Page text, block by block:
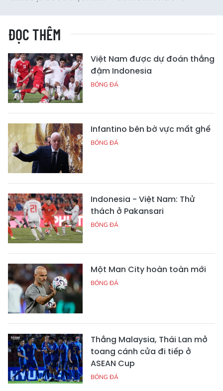
ĐỌC THÊM
Việt Nam được dự đoán thắng
đậm Indonesia
BÓNG ĐÁ
Infantino bên bờ vực mất ghế
BÓNG ĐÁ
Indonesia - Việt Nam: Thử
thách ở Pakansari
BÓNG ĐÁ
Một Man City hoàn toàn mới
BÓNG ĐÁ
Thắng Malaysia, Thái Lan mở
toang cánh cửa đi tiếp ở
ASEAN Cup
BÓNG ĐÁ